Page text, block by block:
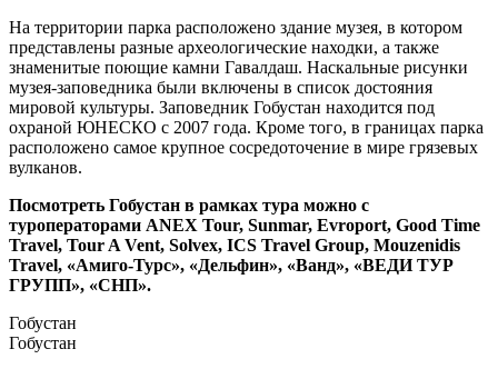
На территории парка расположено здание музея, в котором
представлены разные археологические находки, а также
знаменитые поющие камни Гавалдаш. Наскальные рисунки
музея-заповедника были включены в список достояния
мировой культуры. Заповедник Гобустан находится под
охраной ЮНЕСКО с 2007 года. Кроме того, в границах парка
расположено самое крупное сосредоточение в мире грязевых
вулканов.
Посмотреть Гобустан в рамках тура можно с
туроператорами ANEX Tour, Sunmar, Evroport, Good Time
Travel, Tour A Vent, Solvex, ICS Travel Group, Mouzenidis
Travel, «Амиго-Турс», «Дельфин», «Ванд», «ВЕДИ ТУР
ГРУПП», «СНП».
Гобустан
Гобустан